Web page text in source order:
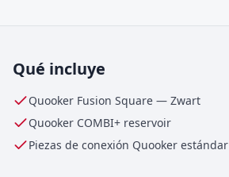
Qué incluye
Quooker Fusion Square — Zwart
Quooker COMBI+ reservoir
Piezas de conexión Quooker estándar